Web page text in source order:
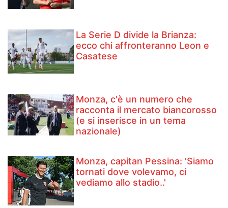
La Serie D divide la Brianza:
ecco chi affronteranno Leon e
Casatese
Monza, c'è un numero che
racconta il mercato biancorosso
(e si inserisce in un tema
nazionale)
Monza, capitan Pessina: 'Siamo
tornati dove volevamo, ci
vediamo allo stadio..'